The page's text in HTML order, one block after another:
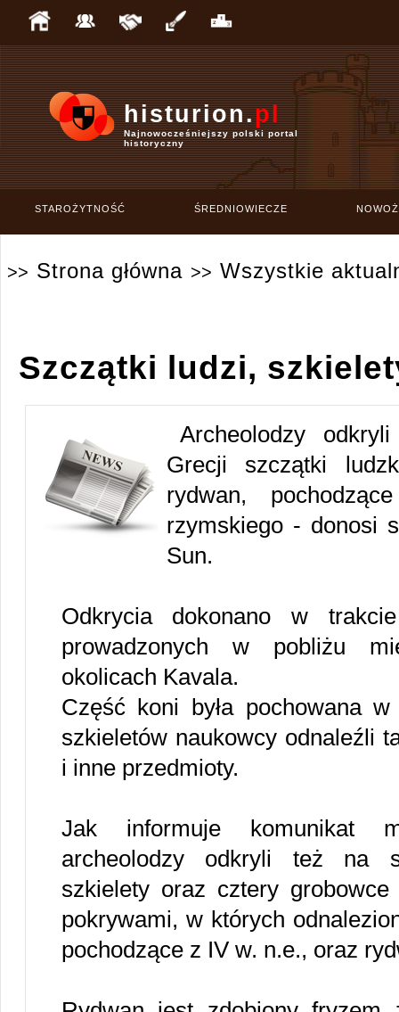
histurion.pl
Najnowocześniejszy polski portal
historyczny
STAROŻYTNOŚĆ ŚREDNIOWIECZE
>> Strona główna >> Wszystkie
Szczątki ludzi,
Archeolodzy
Grecji szczątki
rydwan,
rzymskiego - donosi
Sun.
Odkrycia dokonano w
prowadzonych w pobliżu
okolicach Kavala.
Część koni była pochowana
szkieletów naukowcy odnaleźli
i inne przedmioty.
Jak informuje komunikat
archeolodzy odkryli też na
szkielety oraz cztery
pokrywami, w których
pochodzące z IV w. n.e., oraz